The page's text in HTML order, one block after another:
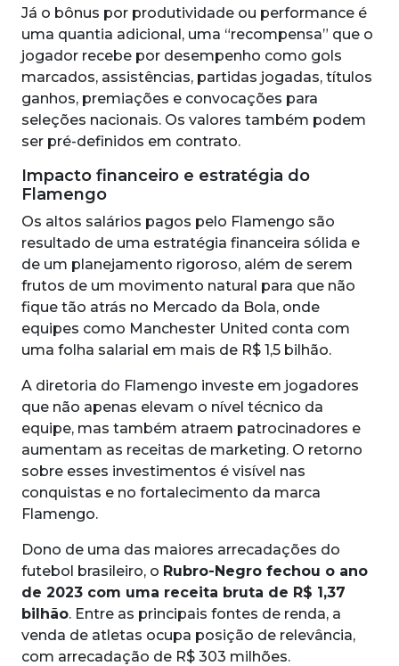
Já o bônus por produtividade ou performance é
uma quantia adicional, uma “recompensa” que o
jogador recebe por desempenho como gols
marcados, assistências, partidas jogadas, títulos
ganhos, premiações e convocações para
seleções nacionais. Os valores também podem
ser pré-definidos em contrato.
Impacto financeiro e estratégia do
Flamengo
Os altos salários pagos pelo Flamengo são
resultado de uma estratégia financeira sólida e
de um planejamento rigoroso, além de serem
frutos de um movimento natural para que não
fique tão atrás no Mercado da Bola, onde
equipes como Manchester United conta com
uma folha salarial em mais de R$ 1,5 bilhão.
A diretoria do Flamengo investe em jogadores
que não apenas elevam o nível técnico da
equipe, mas também atraem patrocinadores e
aumentam as receitas de marketing. O retorno
sobre esses investimentos é visível nas
conquistas e no fortalecimento da marca
Flamengo.
Dono de uma das maiores arrecadações do
futebol brasileiro, o Rubro-Negro fechou o ano
de 2023 com uma receita bruta de R$ 1,37
bilhão. Entre as principais fontes de renda, a
venda de atletas ocupa posição de relevância,
com arrecadação de R$ 303 milhões.